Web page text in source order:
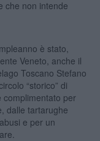
che non intende
è stato,
Veneto, anche il
Toscano Stefano
“storico” di
complimentato per
dalle tartarughe
e per un